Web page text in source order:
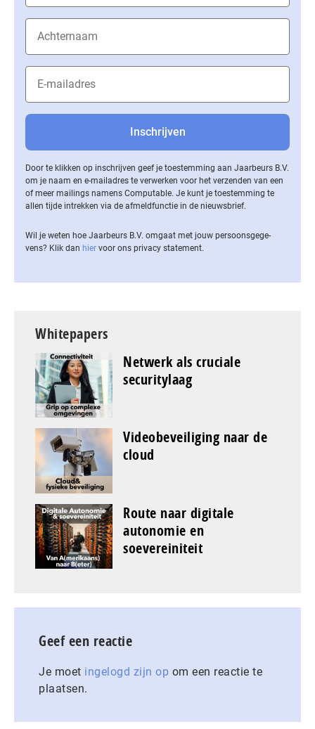
Door te klikken op inschrijven geef je toestemming aan Jaarbeurs B.V.
om je naam en e-mailadres te verwerken voor het verzenden van een
of meer mailings namens Computable. Je kunt je toestemming te
allen tijde intrekken via de af­meld­func­tie in de nieuwsbrief.
Wil je weten hoe Jaarbeurs B.V. omgaat met jouw per­soons­ge­ge­
vens? Klik dan hier voor ons privacy statement.
Whitepapers
Netwerk als cruciale
securitylaag
Videobeveiliging naar de
cloud
Route naar digitale
autonomie en
soevereiniteit
Geef een reactie
Je moet ingelogd zijn op om een reactie te
plaatsen.